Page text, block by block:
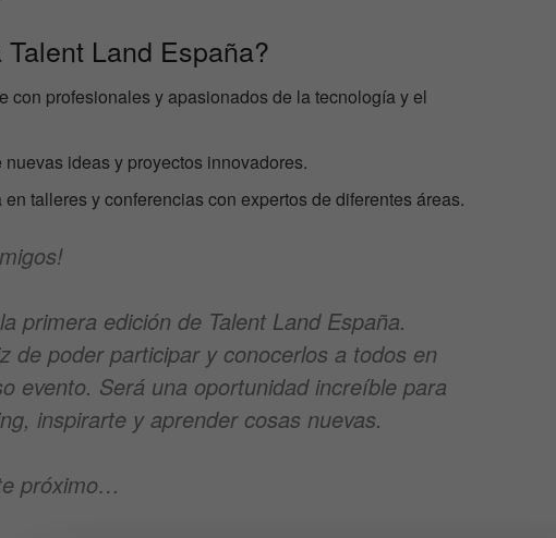
Land España?
con profesionales y apasionados de la tecnología y el
nuevas ideas y proyectos innovadores.
en talleres y conferencias con expertos de diferentes áreas.
primera edición de Talent Land España.
de poder participar y conocerlos a todos en
evento. Será una oportunidad increíble para
inspirarte y aprender cosas nuevas.
próximo…